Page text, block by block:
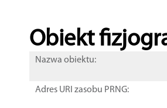
Obiekt
Nazwa obiektu:
Adres URI zasobu PRNG: